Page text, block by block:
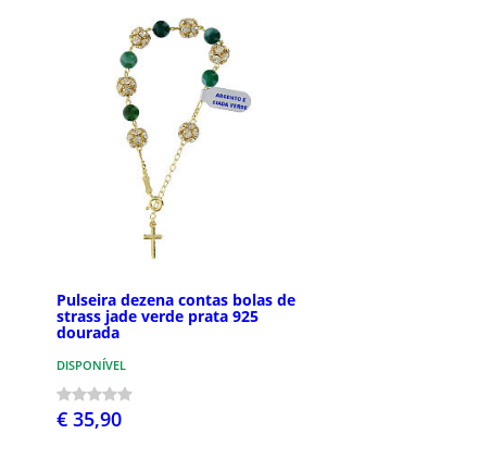
Pulseira dezena contas bolas de
strass jade verde prata 925
dourada
DISPONÍVEL
€ 35,90